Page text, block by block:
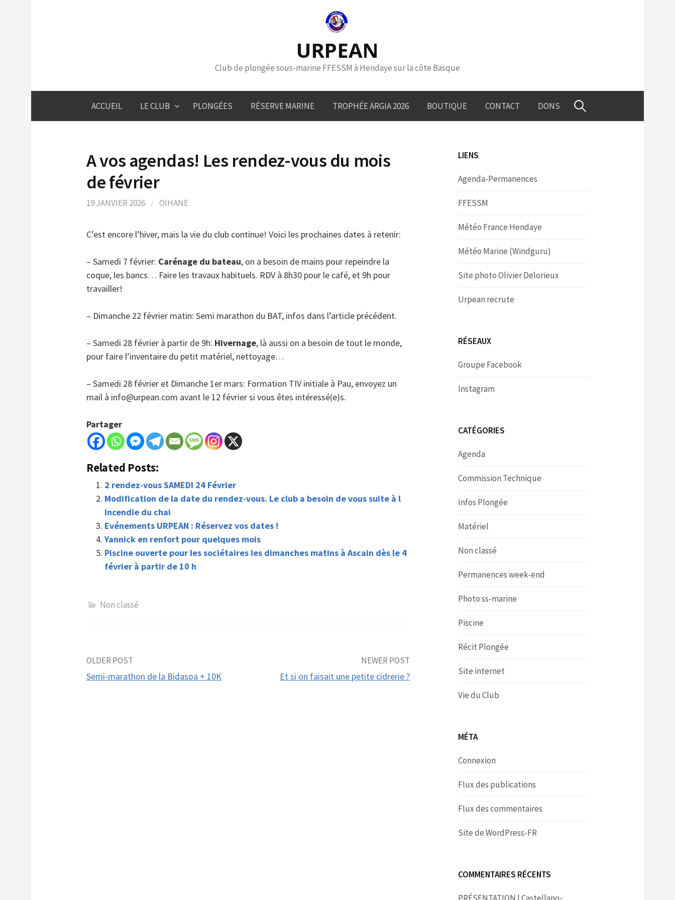
URPEAN
Club de plongée sous-marine FFESSM à Hendaye sur la côte Basque
ACCUEIL LE CLUB PLONGÉES RÉSERVE MARINE TROPHÉE ARGIA 2026 BOUTIQUE CONTACT DONS Rechercher :
A vos agendas! Les rendez-vous du mois
de février
19 JANVIER 2026 / OIHANE
C’est encore l’hiver, mais la vie du club continue! Voici les prochaines dates à retenir:
– Samedi 7 février: Carénage du bateau, on a besoin de mains pour repeindre la
coque, les bancs… Faire les travaux habituels. RDV à 8h30 pour le café, et 9h pour
travailler!
– Dimanche 22 février matin: Semi marathon du BAT, infos dans l’article précédent.
– Samedi 28 février à partir de 9h: Hivernage, là aussi on a besoin de tout le monde,
pour faire l’inventaire du petit matériel, nettoyage…
– Samedi 28 février et Dimanche 1er mars: Formation TIV initiale à Pau, envoyez un
mail à info@urpean.com avant le 12 février si vous êtes intéressé(e)s.
Partager
Related Posts:
2 rendez-vous SAMEDI 24 Février
Modification de la date du rendez-vous. Le club a besoin de vous suite à l
incendie du chai
Evénements URPEAN : Réservez vos dates !
Yannick en renfort pour quelques mois
Piscine ouverte pour les sociétaires les dimanches matins à Ascain dès le 4
février à partir de 10 h
Non classé
Post
OLDER POST
Semi-marathon de la Bidasoa + 10K
NEWER POST
Et si on faisait une petite cidrerie ?
LIENS
Agenda-Permanences
FFESSM
Météo France Hendaye
Météo Marine (Windguru)
Site photo Olivier Delorieux
Urpean recrute
RÉSEAUX
Groupe Facebook
Instagram
CATÉGORIES
Agenda
Commission Technique
Infos Plongée
Matériel
Non classé
Permanences week-end
Photo ss-marine
Piscine
Récit Plongée
Site internet
Vie du Club
MÉTA
Connexion
Flux des publications
Flux des commentaires
Site de WordPress-FR
COMMENTAIRES RÉCENTS